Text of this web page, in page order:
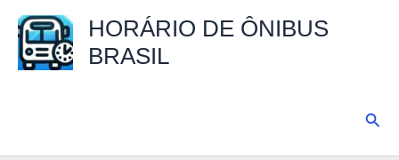
para
HORÁRIO DE ÔNIBUS
BRASIL